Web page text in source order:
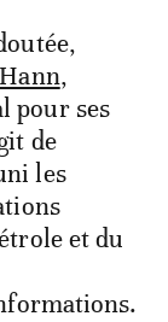
,
pour ses
de
les
et du